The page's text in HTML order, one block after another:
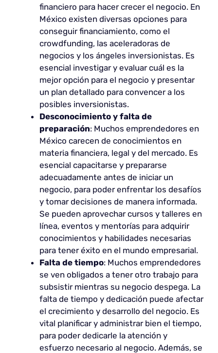
financiero para hacer crecer el negocio. En
México existen diversas opciones para
conseguir financiamiento, como el
crowdfunding, las aceleradoras de
negocios y los ángeles inversionistas. Es
esencial investigar y evaluar cuál es la
mejor opción para el negocio y presentar
un plan detallado para convencer a los
posibles inversionistas.
Desconocimiento y falta de
preparación: Muchos emprendedores en
México carecen de conocimientos en
materia financiera, legal y del mercado. Es
esencial capacitarse y prepararse
adecuadamente antes de iniciar un
negocio, para poder enfrentar los desafíos
y tomar decisiones de manera informada.
Se pueden aprovechar cursos y talleres en
línea, eventos y mentorías para adquirir
conocimientos y habilidades necesarias
para tener éxito en el mundo empresarial.
Falta de tiempo: Muchos emprendedores
se ven obligados a tener otro trabajo para
subsistir mientras su negocio despega. La
falta de tiempo y dedicación puede afectar
el crecimiento y desarrollo del negocio. Es
vital planificar y administrar bien el tiempo,
para poder dedicarle la atención y
esfuerzo necesario al negocio. Además, se